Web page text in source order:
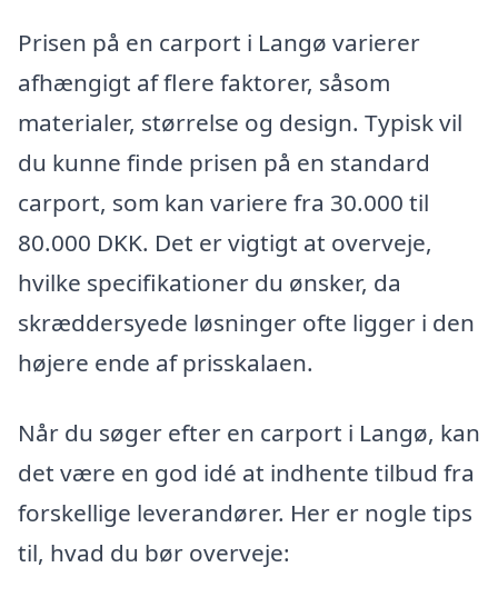
Prisen på en carport i Langø varierer
afhængigt af flere faktorer, såsom
materialer, størrelse og design. Typisk vil
du kunne finde prisen på en standard
carport, som kan variere fra 30.000 til
80.000 DKK. Det er vigtigt at overveje,
hvilke specifikationer du ønsker, da
skræddersyede løsninger ofte ligger i den
højere ende af prisskalaen.
Når du søger efter en carport i Langø, kan
det være en god idé at indhente tilbud fra
forskellige leverandører. Her er nogle tips
til, hvad du bør overveje: